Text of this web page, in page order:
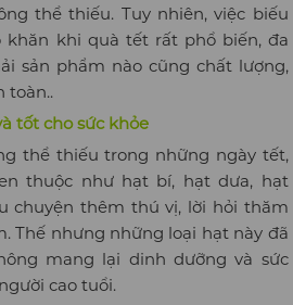
thể thiếu. Tuy nhiên, việc biếu
khi quà tết rất phổ biến, đa
sản phẩm nào cũng chất lượng,
toàn..
tốt cho sức khỏe
thể thiếu trong những ngày tết,
thuộc như hạt bí, hạt dưa, hạt
chuyện thêm thú vị, lời hỏi thăm
Thế nhưng những loại hạt này đã
mang lại dinh dưỡng và sức
cao tuổi.